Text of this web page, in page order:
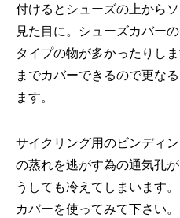
付けるとシューズの上から
見た目に。シューズカバー
タイプの物が多かったりし
までカバーできるので更な
ます。
サイクリング用のビンディ
の蒸れを逃がす為の通気孔
うしても冷えてしまいます
カバーを使ってみて下さい